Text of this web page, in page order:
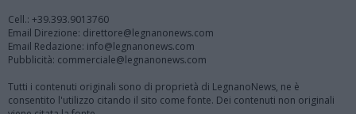
Cell.: +39.393.9013760
Email Direzione: direttore@legnanonews.com
Email Redazione: info@legnanonews.com
Pubblicità: commerciale@legnanonews.com
Tutti i contenuti originali sono di proprietà di LegnanoNews, ne è
consentito l'utilizzo citando il sito come fonte. Dei contenuti non originali